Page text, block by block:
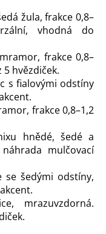
žula, frakce 0,8–
vhodná do
frakce 0,8–
5 hvězdiček.
s fialovými odstíny
frakce 0,8–1,2
hnědé, šedé a
mulčovací
šedými odstíny,
mrazuvzdorná.